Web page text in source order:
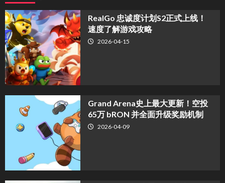
​RealGo 忠诚度计划S2正式上线！
速度了解游戏攻略
2026-04-15
Grand Arena史上最大更新！空投
65万 bRON 并全面升级奖励机制
2026-04-09